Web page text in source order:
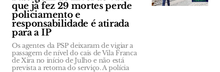
que já fez 29 mortes perde
policiamento e
responsabilidade é atirada
para a IP
Os agentes da PSP deixaram de vigiar a
passagem de nível do cais de Vila Franca
de Xira no início de Julho e não está
prevista a retoma do serviço. A polícia